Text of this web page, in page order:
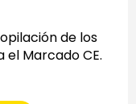
de los
Marcado CE.